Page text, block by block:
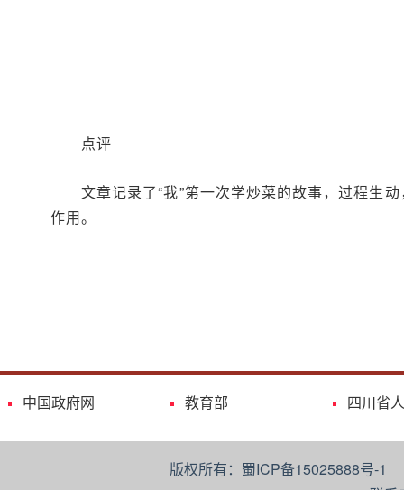
点评
文章记录了“我”第一次学炒菜的故事，过程生
作用。
中国政府网 教育部 四川省
版权所有：蜀ICP备15025888号-